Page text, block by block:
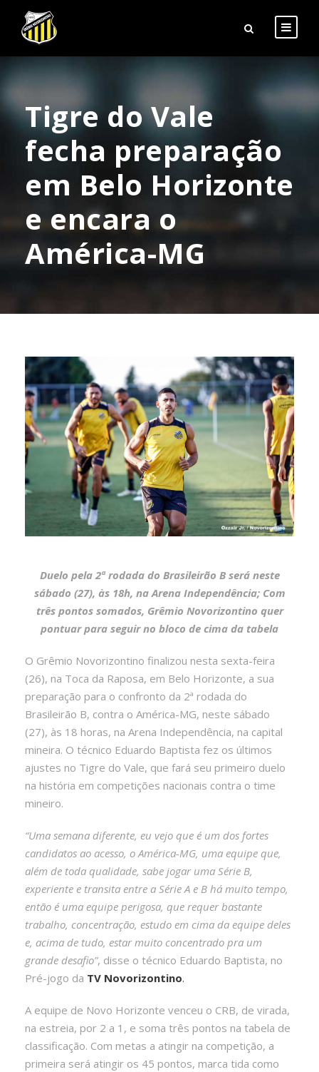
Tigre do Vale
fecha preparação
em Belo Horizonte
e encara o
América-MG
Duelo pela 2ª rodada do Brasileirão B será neste
sábado (27), às 18h, na Arena Independência; Com
três pontos somados, Grêmio Novorizontino quer
pontuar para seguir no bloco de cima da tabela
O Grêmio Novorizontino finalizou nesta sexta-feira
(26), na Toca da Raposa, em Belo Horizonte, a sua
preparação para o confronto da 2ª rodada do
Brasileirão B, contra o América-MG, neste sábado
(27), às 18 horas, na Arena Independência, na capital
mineira. O técnico Eduardo Baptista fez os últimos
ajustes no Tigre do Vale, que fará seu primeiro duelo
na história em competições nacionais contra o time
mineiro.
“Uma semana diferente, eu vejo que é um dos fortes
candidatos ao acesso, o América-MG, uma equipe que,
além de toda qualidade, sabe jogar uma Série B,
experiente e transita entre a Série A e B há muito tempo,
então é uma equipe perigosa, que requer bastante
trabalho, concentração, estudo em cima da equipe deles
e, acima de tudo, estar muito concentrado pra um
grande desafio”, disse o técnico Eduardo Baptista, no
Pré-jogo da TV Novorizontino.
A equipe de Novo Horizonte venceu o CRB, de virada,
na estreia, por 2 a 1, e soma três pontos na tabela de
classificação. Com metas a atingir na competição, a
primeira será atingir os 45 pontos, marca tida como